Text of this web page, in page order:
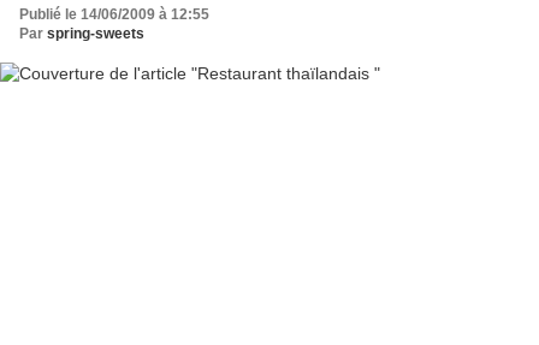
Publié le 14/06/2009 à 12:55
Par spring-sweets